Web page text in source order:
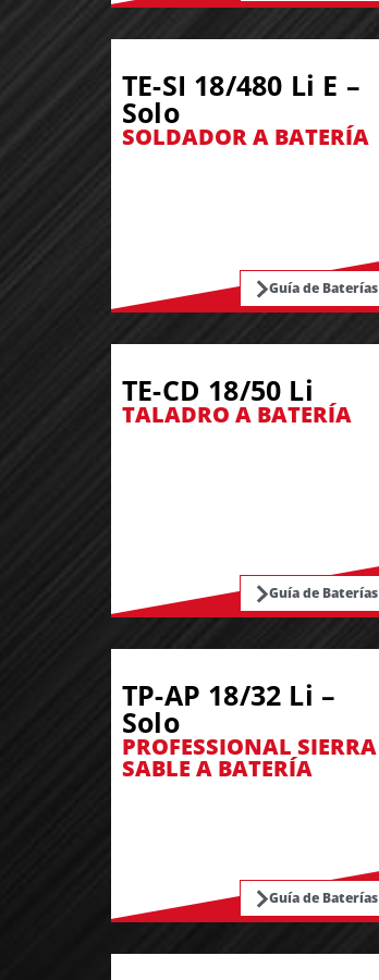
TE-SI 18/480 Li E –
Solo
SOLDADOR A BATERÍA
Guía de Baterías
TE-CD 18/50 Li
TALADRO A BATERÍA
Guía de Baterías
TP-AP 18/32 Li –
Solo
PROFESSIONAL SIERRA
SABLE A BATERÍA
Guía de Baterías